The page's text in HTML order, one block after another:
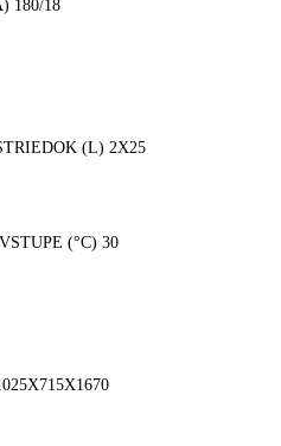
MPA) 180/18
min.) 1450
(L) 33
(L) 2X25
550
NA VSTUPE (°C) 30
3
PIESTY X
(MM) 1025X715X1670
(KG) 227